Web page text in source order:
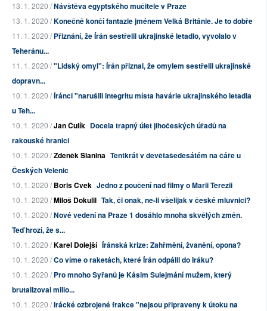
13. 1. 2020 /Návštěva egyptského mučitele v Praze
13. 1. 2020 /Konečně končí fantazie jménem Velká Británie. Je to dobře
11. 1. 2020 /Přiznání, že Írán sestřelil ukrajinské letadlo, vyvolalo v
Teheránu...
11. 1. 2020 /"Lidský omyl": Írán přiznal, že omylem sestřelil ukrajinské
dopravn...
10. 1. 2020 /Íránci "narušili integritu místa havárie ukrajinského letadla
u Teh...
10. 1. 2020 /Jan Čulík Docela trapný úlet jihočeských úřadů na
rakouské hranici
10. 1. 2020 /Zdeněk Slanina Tentkrát v devětašedesátém na čáře u
Českých Velenic
10. 1. 2020 /Boris Cvek Jedno z poučení nad filmy o Marii Terezii
10. 1. 2020 /Miloš Dokulil Tak, či onak, ne-li všelijak v české mluvnici?
10. 1. 2020 /Nové vedení na Praze 1 dosáhlo mnoha skvělých změn.
Teď hrozí, že s...
10. 1. 2020 /Karel Dolejší Íránská krize: Zahřmění, žvanění, opona?
10. 1. 2020 /Co víme o raketách, které Írán odpálil do Iráku?
10. 1. 2020 /Pro mnoho Syřanů je Kásim Sulejmání mužem, který
brutalizoval milio...
10. 1. 2020 /Irácké ozbrojené frakce "nejsou připraveny k útoku na